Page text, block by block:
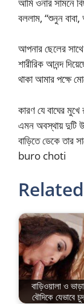
বললাম, “শুনুন বাবা,
আপনার ছেলের
শারীরিক আনন্দ
থাকা আমার পক্ষে
কারণ যে বাঘের
এমন অবস্থায় দুটি
বাড়িতে ডেকে
buro choti
বাড়িওয়ালা ও
বৌদিকে যেভাবে